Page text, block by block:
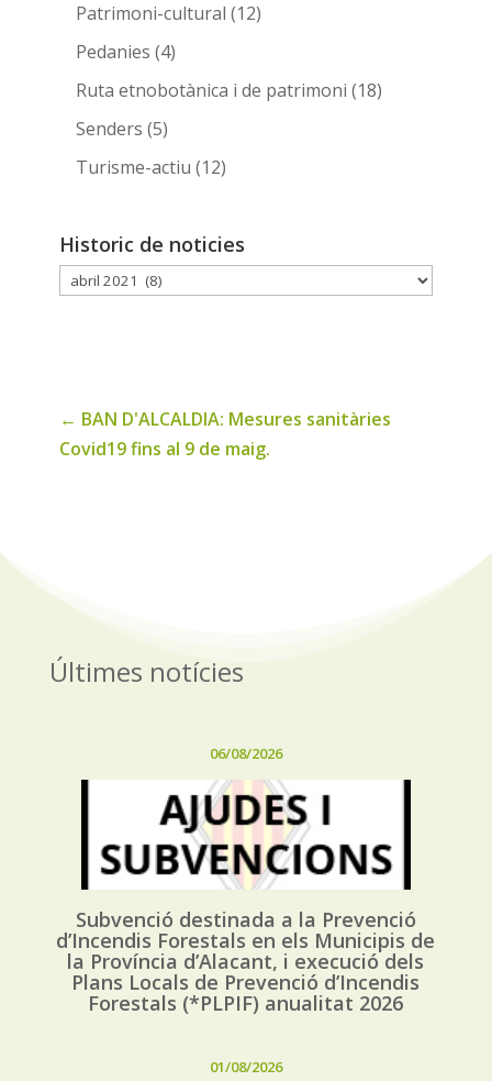
Patrimoni-cultural (12)
Pedanies (4)
Ruta etnobotànica i de patrimoni (18)
Senders (5)
Turisme-actiu (12)
Historic de noticies
Historic
← BAN D'ALCALDIA: Mesures sanitàries
Covid19 fins al 9 de maig.
Últimes notícies
06/08/2026
Subvenció destinada a la Prevenció
d’Incendis Forestals en els Municipis de
la Província d’Alacant, i execució dels
Plans Locals de Prevenció d’Incendis
Forestals (*PLPIF) anualitat 2026
01/08/2026